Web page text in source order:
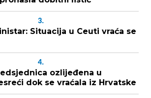
3.
Situacija u Ceuti vraća se
4.
ozlijeđena u
dok se vraćala iz Hrvatske